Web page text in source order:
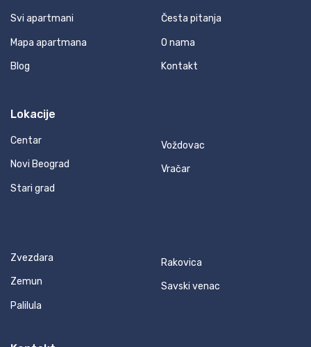
Svi apartmani
Mapa apartmana
Blog
Česta pitanja
O nama
Kontakt
Lokacije
Centar
Novi Beograd
Stari grad
Voždovac
Vračar
Zvezdara
Zemun
Palilula
Rakovica
Savski venac